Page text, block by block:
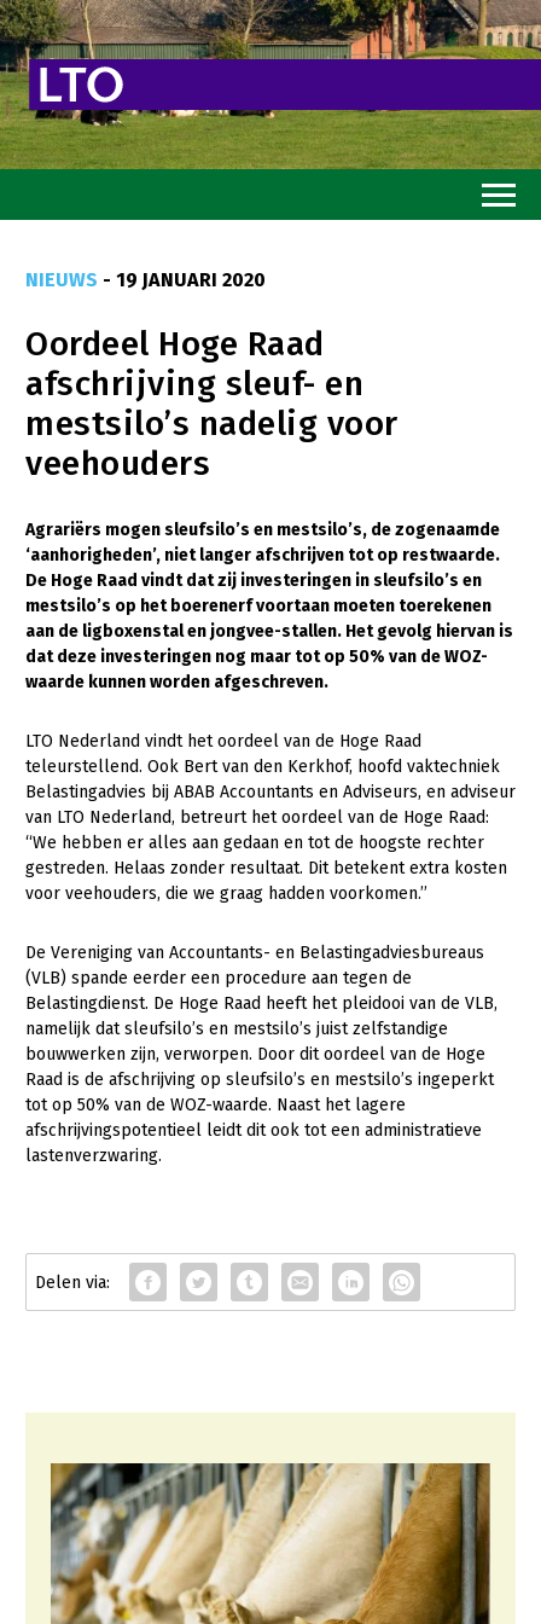
Goed eten
Mooi groen
Sterk ondernemerschap
Thema’s
Gezonde planten
Gezonde dieren
Natuur, klimaat en energie
Platteland en omgeving
Mens, ondernemerschap en onderwijs
Internationaal
Sectoren
Dier
Biologische Landbouw
Geitenhouderij
Kalverhouderij
Konijnenhouderij
Melkveehouderij
Pluimveehouderij
Schapenhouderij
Akkerbouw
Biologische Landbouw
Bollenteelt
Bomen, vaste planten en zomerbloemen
Multifunctionele landbouw
Multifunctioneel
Vrouw en Bedrijf
Onderwerpen
Nieuws
NIEUWS - 19 JANUARI 2020
Oordeel Hoge Raad
afschrijving sleuf- en
mestsilo’s nadelig voor
veehouders
Agrariërs mogen sleufsilo’s en mestsilo’s, de zogenaamde
‘aanhorigheden’, niet langer afschrijven tot op restwaarde.
De Hoge Raad vindt dat zij investeringen in sleufsilo’s en
mestsilo’s op het boerenerf voortaan moeten toerekenen
aan de ligboxenstal en jongvee-stallen. Het gevolg hiervan is
dat deze investeringen nog maar totop 50% van de WOZ-
waarde kunnen worden afgeschreven.
LTO Nederland vindt het oordeel van de Hoge Raad
teleurstellend. Ook Bert van den Kerkhof, hoofd vaktechniek
Belastingadvies bij ABAB Accountants en Adviseurs, en adviseur
van LTO Nederland, betreurt het oordeel van de Hoge Raad:
“We hebben er alles aan gedaan en tot de hoogste rechter
gestreden. Helaas zonder resultaat. Dit betekent extra kosten
voor veehouders, die we graag hadden voorkomen.’’
De Vereniging van Accountants- en Belastingadviesbureaus
(VLB) spande eerder een procedure aan tegen de
Belastingdienst. De Hoge Raad heeft het pleidooi van de VLB,
namelijk dat sleufsilo’s en mestsilo’s juist zelfstandige
bouwwerken zijn, verworpen. Door dit oordeel van de Hoge
Raad is de afschrijving op sleufsilo’s en mestsilo’s ingeperkt
tot op 50% van de WOZ-waarde. Naast het lagere
afschrijvingspotentieel leidt dit ook tot een administratieve
lastenverzwaring.